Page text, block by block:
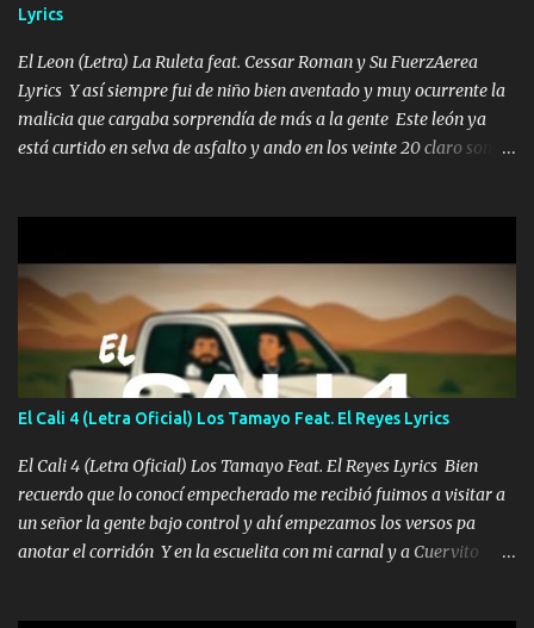
las risas las que me miran hay gente corriente no quieren ve...
Lyrics
El Leon (Letra) La Ruleta feat. Cessar Roman y Su FuerzAerea
Lyrics Y así siempre fui de niño bien aventado y muy ocurrente la
malicia que cargaba sorprendía de más a la gente Este león ya
está curtido en selva de asfalto y ando en los veinte 20 claro son
pa más pues hay charola les voy a dar hasta topar pues no hay de
otra Música Surcando bien mi camino voy por mi línea no veo a
los lados aquel que no corre vuela no se me duerm voy chicoteado
Ya pasé varias hazañas ya tienen rato que me agarran el colmillo
de este León los estatales no sé esperaron Al tiro esta la PrimiZa
también la nueve que cargo al lado doy la mano al que su amigo y
al traicionero damos pa abajo Y No me paran aquí hay pa más
pues hay charola les voy a dar hasta topar pues no hay de otra...
El Cali 4 (Letra Oficial) Los Tamayo Feat. El Reyes Lyrics
El Cali 4 (Letra Oficial) Los Tamayo Feat. El Reyes Lyrics Bien
recuerdo que lo conocí empecherado me recibió fuimos a visitar a
un señor la gente bajo control y ahí empezamos los versos pa
anotar el corridón Y en la escuelita con mi carnal y a Cuervito